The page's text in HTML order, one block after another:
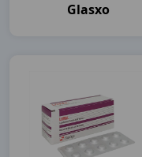
Glasxo